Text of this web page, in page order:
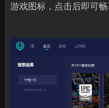
游戏图标，点击后即可畅